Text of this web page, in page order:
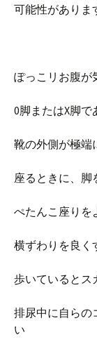
可能性がありま
ぽっこリお腹が
0脚またはX脚で
靴の外側が極端
座るときに、脚
ぺたんこ座りを
横ずわりを良く
歩いているとス
排尿中に自らの
い